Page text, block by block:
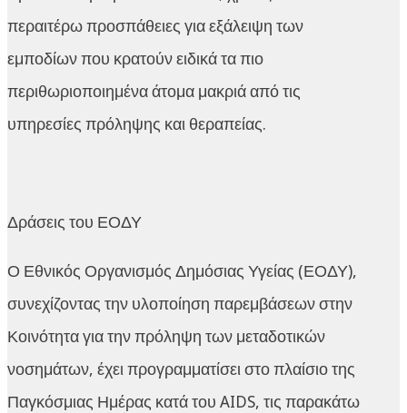
περαιτέρω προσπάθειες για εξάλειψη των
εμποδίων που κρατούν ειδικά τα πιο
περιθωριοποιημένα άτομα μακριά από τις
υπηρεσίες πρόληψης και θεραπείας.
Δράσεις του ΕΟΔΥ
Ο Εθνικός Οργανισμός Δημόσιας Υγείας (ΕΟΔΥ),
συνεχίζοντας την υλοποίηση παρεμβάσεων στην
Κοινότητα για την πρόληψη των μεταδοτικών
νοσημάτων, έχει προγραμματίσει στο πλαίσιο της
Παγκόσμιας Ημέρας κατά του AIDS, τις παρακάτω